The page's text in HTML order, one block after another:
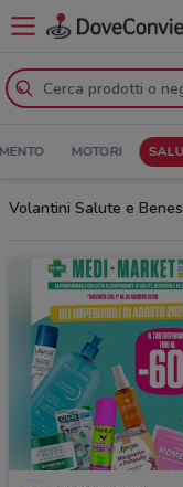
MOTORI
Volantini Salute e